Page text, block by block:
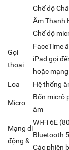
Chế độ
Âm Thanh
Chế độ
Gọi
thoại
FaceTime
iPad gọi
hoặc
Loa
Hệ thống
Micro
Bốn micrô
âm
Mạng di
động &
Wi-Fi 6E
Bluetooth
Các phiên